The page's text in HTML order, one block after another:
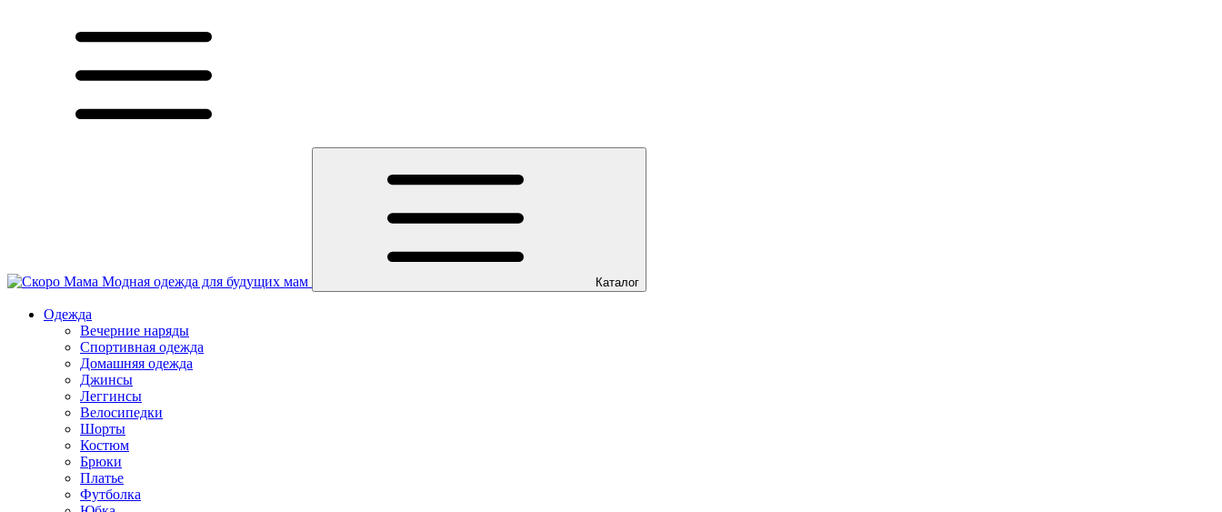
Модная одежда для будущих мам Каталог
Одежда
Вечерние наряды
Спортивная одежда
Домашняя одежда
Джинсы
Леггинсы
Велосипедки
Шорты
Костюм
Брюки
Платье
Футболка